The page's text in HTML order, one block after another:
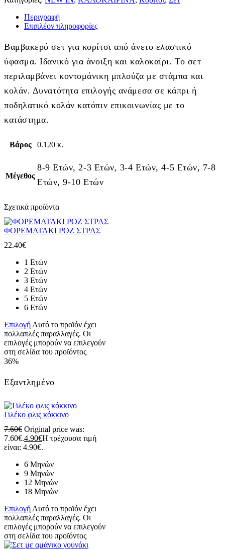
Περιγραφή
Επιπλέον πληροφορίες
Βαμβακερό σετ για κορίτσι από άνετο ελαστικό
ύφασμα. Ιδανικό για άνοιξη και καλοκαίρι. Το σετ
περιλαμβάνει κοντομάνικη μπλούζα με στάμπα και
κολάν. Δυνατότητα επιλογής ανάμεσα σε κάπρι ή
ποδηλατικό κολάν κατόπιν επικοινωνίας με το
κατάστημα.
Βάρος 0.120 κ.
Μέγεθος
8-9 Ετών, 2-3 Ετών, 3-4 Ετών, 4-5 Ετών, 7-8
Ετών, 9-10 Ετών
Σχετικά προϊόντα
ΦΟΡΕΜΑΤΑΚΙ ΡΟΖ ΣΤΡΑΣ
22.40€
1 Ετών
2 Ετών
3 Ετών
4 Ετών
5 Ετών
6 Ετών
Επιλογή Αυτό το προϊόν έχει
πολλαπλές παραλλαγές. Οι
επιλογές μπορούν να επιλεγούν
στη σελίδα του προϊόντος
36%
Εξαντλημένο
Γιλέκο φλις κόκκινο
7.60€ Original price was:
7.60€.4.90€Η τρέχουσα τιμή
είναι: 4.90€.
6 Μηνών
9 Μηνών
12 Μηνών
18 Μηνών
Επιλογή Αυτό το προϊόν έχει
πολλαπλές παραλλαγές. Οι
επιλογές μπορούν να επιλεγούν
στη σελίδα του προϊόντος